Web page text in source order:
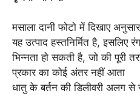
मसाला दानी फोटो में दिखाए
यह उत्पाद हस्तनिर्मित है, इसलिए
भिन्नता हो सकती है, जो की पूरी
प्रकार का कोई अंतर नहीं आता
धातु के बर्तन की डिलीवरी अलग से